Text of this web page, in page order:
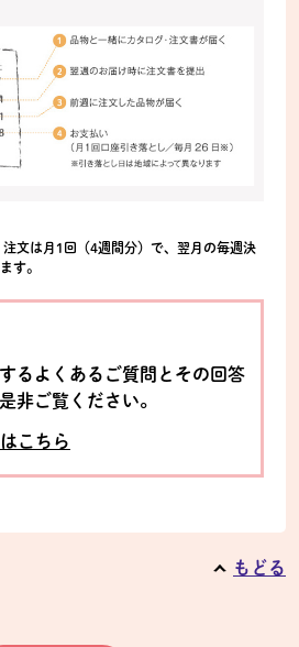
文は月1回（4週間分）で、翌月の毎週決
す。
るよくあるご質問とその回答
非ご覧ください。
こちら
もどる